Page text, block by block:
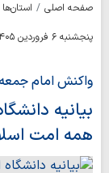
صفحه اصلی استان‌ها
پنجشنبه ۶ فروردین ۱۴۰۵ - ۰۰:۲۹
واکنش امام جمعه
بیانیه
همه امت